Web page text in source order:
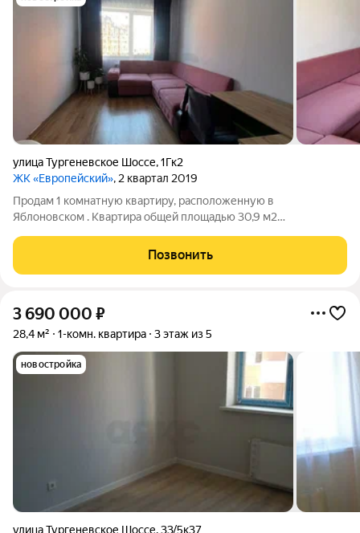
улица Тургеневское Шоссе,1Гк2
ЖК «Европейский», 2 квартал 2019
Продам 1 комнатную квартиру, расположенную в
Яблоновском . Квартира общей площадью 30,9 м2
шумоизоляция, солнечная сторона. Окна выходят во двор, где
находятся современные детская и спортивная площадки.
Позвонить
3 690 000 ₽
28,4 м² 1-комн. квартира 3 этаж из 5
новостройка
улица Тургеневское Шоссе,33/5к37